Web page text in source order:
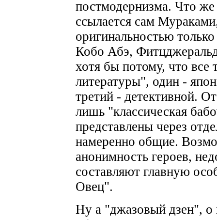
постмодернизма. Что
ссылается сам
оригинальностью
Кобо Абэ,
хотя бы потому, что все
литературы", один -
третий - детективной.
лишь "классическая
представлены через
намеренно общие.
анонимность героев,
составляют главную
Овец".
Ну а "джазовый дзен", о